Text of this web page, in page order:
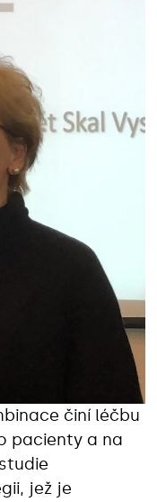
činí léčbu
pacienty a na
jež je